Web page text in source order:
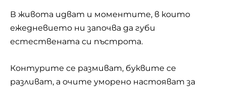
В живота идват и моментите, в които
ежедневието ни започва да губи
естествената си пъстрота.
Контурите се размиват, буквите се
разливат, а очите уморено настояват за